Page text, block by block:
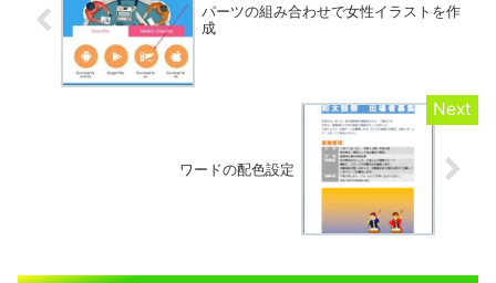
パーツの組み合わせで女性イラストを作
成
ワードの配色設定